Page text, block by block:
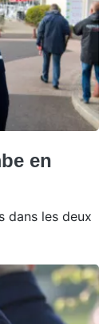
en
dans les deux